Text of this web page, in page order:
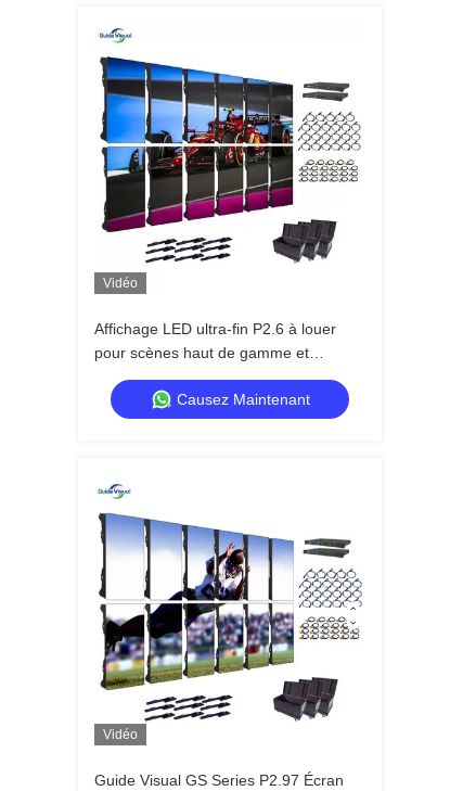
Vidéo
Affichage LED ultra-fin P2.6 à louer
pour scènes haut de gamme et
événements intérieurs avec visuels
cristallins
Causez Maintenant
Vidéo
Guide Visual GS Series P2.97 Écran